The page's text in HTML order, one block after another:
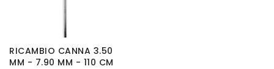
RICAMBIO CANNA 3.50
MM - 7.90 MM - 110 CM